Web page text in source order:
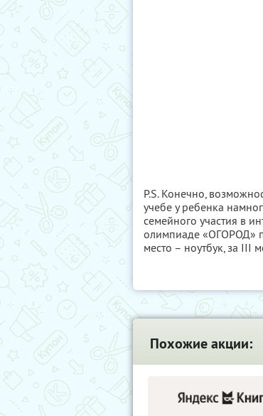
P.S. Конечно,
учебе у ребенка
семейного участия в
олимпиаде «ОГОРОД»
место – ноутбук, за III
Похожие акции: